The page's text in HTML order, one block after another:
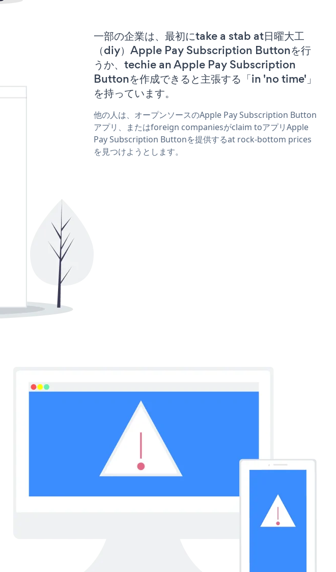
一部の企業は、最初にtake a stab at日曜大工
（diy）Apple Pay Subscription Buttonを行
うか、techie an Apple Pay Subscription
Buttonを作成できると主張する「in 'no time'」
を持っています。
他の人は、オープンソースのApple Pay Subscription Button
アプリ、またはforeign companiesがclaim toアプリApple
Pay Subscription Buttonを提供するat rock-bottom prices
を見つけようとします。